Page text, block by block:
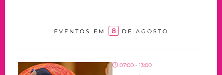
EVENTOS EM 8 DE AGOSTO
07:00 - 13:00